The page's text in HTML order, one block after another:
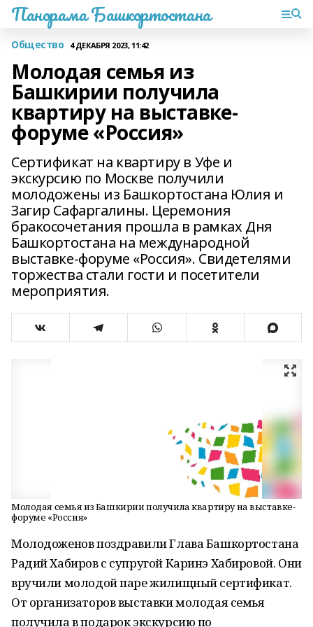
Панорама Башкортостана
Общество 4 ДЕКАБРЯ 2023, 11:42
Молодая семья из
Башкирии получила
квартиру на выставке-
форуме «Россия»
Сертификат на квартиру в Уфе и
экскурсию по Москве получили
молодожены из Башкортостана Юлия и
Загир Сафаргалины. Церемония
бракосочетания прошла в рамках Дня
Башкортостана на международной
выставке-форуме «Россия». Свидетелями
торжества стали гости и посетители
мероприятия.
Молодая семья из Башкирии получила квартиру на выставке-
форуме «Россия»
Молодоженов поздравили Глава Башкортостана
Радий Хабиров с супругой Каринэ Хабировой. Они
вручили молодой паре жилищный сертификат.
От организаторов выставки молодая семья
получила в подарок экскурсию по